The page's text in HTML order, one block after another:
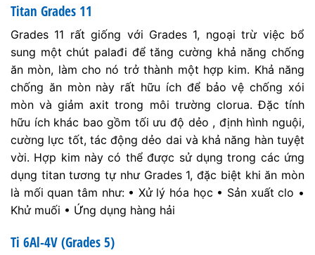
Titan Grades 11
Grades 11 rất giống với Grades 1, ngoại trừ việc bổ
sung một chút palađi để tăng cường khả năng chống
ăn mòn, làm cho nó trở thành một hợp kim. Khả năng
chống ăn mòn này rất hữu ích để bảo vệ chống xói
mòn và giảm axit trong môi trường clorua. Đặc tính
hữu ích khác bao gồm tối ưu độ dẻo , định hình nguội,
cường lực tốt, tác động dẻo dai và khả năng hàn tuyệt
vời. Hợp kim này có thể được sử dụng trong các ứng
dụng titan tương tự như Grades 1, đặc biệt khi ăn mòn
là mối quan tâm như: • Xử lý hóa học • Sản xuất clo •
Khử muối • Ứng dụng hàng hải
Ti 6Al-4V (Grades 5)